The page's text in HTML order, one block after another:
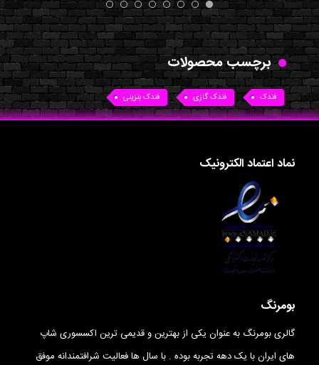
برچسب محصولات
فندک فندک گازی فندک بنزینی
نماد اعتماد الکترونیک
بومرنگ
گالری بومرنگ به عنوان یکی از بهترین و قدیمی ترین اکسسوری شاپ
های ایران با یک دهه تجربه بوده . با سال ها فعالیت شرافتمندانه موفق